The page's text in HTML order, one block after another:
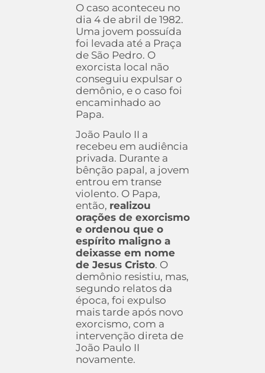
O caso aconteceu no
dia 4 de abril de 1982.
Uma jovem possuída
foi levada até a Praça
de São Pedro. O
exorcista local não
conseguiu expulsar o
demônio, e o caso foi
encaminhado ao
Papa.
João Paulo II a
recebeu em audiência
privada. Durante a
bênção papal, a jovem
entrou em transe
violento. O Papa,
então, realizou
orações de exorcismo
e ordenou que o
espírito maligno a
deixasse em nome
de Jesus Cristo. O
demônio resistiu, mas,
segundo relatos da
época, foi expulso
mais tarde após novo
exorcismo, com a
intervenção direta de
João Paulo II
novamente.